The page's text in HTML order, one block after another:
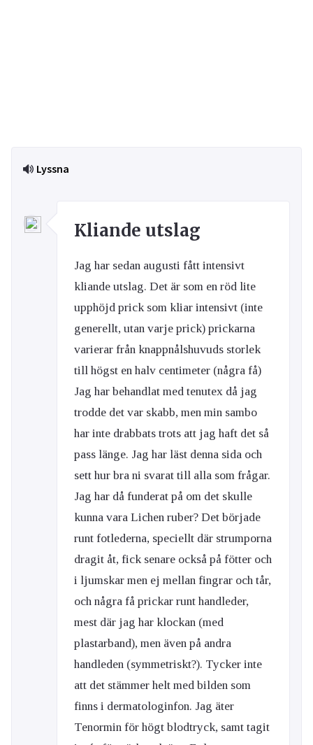
Lyssna
Kliande utslag
Jag har sedan augusti fått intensivt
kliande utslag. Det är som en röd lite
upphöjd prick som kliar intensivt (inte
generellt, utan varje prick) prickarna
varierar från knappnålshuvuds storlek
till högst en halv centimeter (några få)
Jag har behandlat med tenutex då jag
trodde det var skabb, men min sambo
har inte drabbats trots att jag haft det så
pass länge. Jag har läst denna sida och
sett hur bra ni svarat till alla som frågar.
Jag har då funderat på om det skulle
kunna vara Lichen ruber? Det började
runt fotlederna, speciellt där strumporna
dragit åt, fick senare också på fötter och
i ljumskar men ej mellan fingrar och tår,
och några få prickar runt handleder,
mest där jag har klockan (med
plastarband), men även på andra
handleden (symmetriskt?). Tycker inte
att det stämmer helt med bilden som
finns i dermatologinfon. Jag äter
Tenormin för högt blodtryck, samt tagit